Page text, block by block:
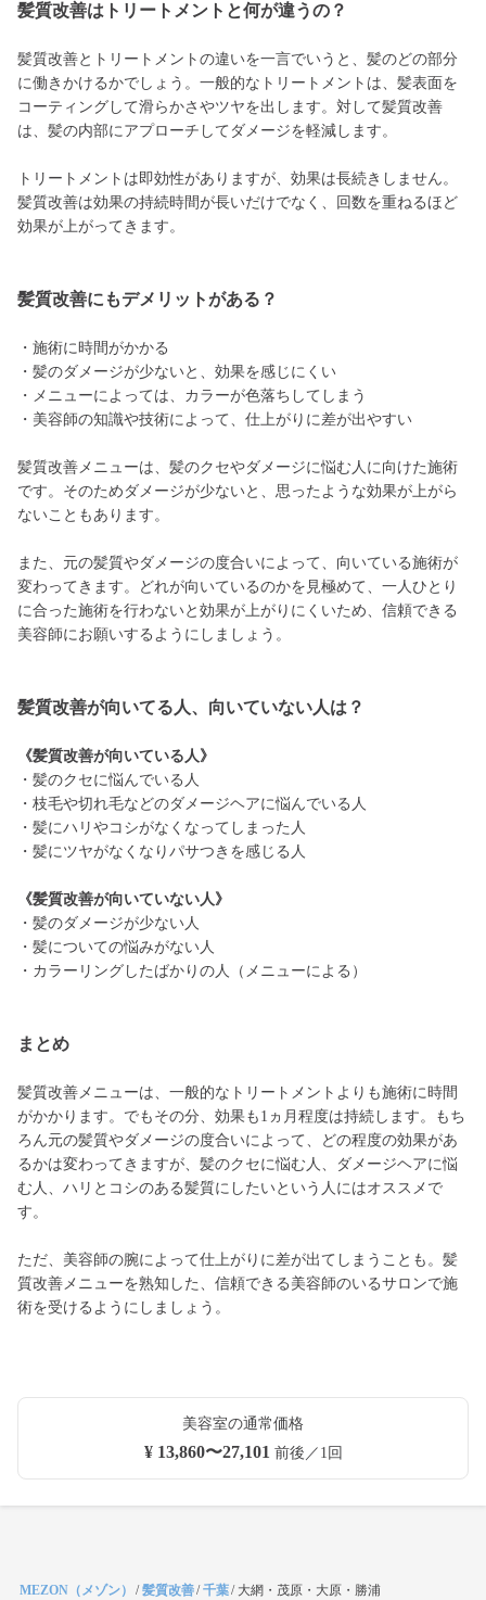
髪質改善はトリートメントと何が違うの？
髪質改善とトリートメントの違いを一言でいうと、髪のどの部分
に働きかけるかでしょう。一般的なトリートメントは、髪表面を
コーティングして滑らかさやツヤを出します。対して髪質改善
は、髪の内部にアプローチしてダメージを軽減します。
トリートメントは即効性がありますが、効果は長続きしません。
髪質改善は効果の持続時間が長いだけでなく、回数を重ねるほど
効果が上がってきます。
髪質改善にもデメリットがある？
・施術に時間がかかる
・髪のダメージが少ないと、効果を感じにくい
・メニューによっては、カラーが色落ちしてしまう
・美容師の知識や技術によって、仕上がりに差が出やすい
髪質改善メニューは、髪のクセやダメージに悩む人に向けた施術
です。そのためダメージが少ないと、思ったような効果が上がら
ないこともあります。
また、元の髪質やダメージの度合いによって、向いている施術が
変わってきます。どれが向いているのかを見極めて、一人ひとり
に合った施術を行わないと効果が上がりにくいため、信頼できる
美容師にお願いするようにしましょう。
髪質改善が向いてる人、向いていない人は？
《髪質改善が向いている人》
・髪のクセに悩んでいる人
・枝毛や切れ毛などのダメージヘアに悩んでいる人
・髪にハリやコシがなくなってしまった人
・髪にツヤがなくなりパサつきを感じる人
《髪質改善が向いていない人》
・髪のダメージが少ない人
・髪についての悩みがない人
・カラーリングしたばかりの人（メニューによる）
まとめ
髪質改善メニューは、一般的なトリートメントよりも施術に時間
がかかります。でもその分、効果も1ヵ月程度は持続します。もち
ろん元の髪質やダメージの度合いによって、どの程度の効果があ
るかは変わってきますが、髪のクセに悩む人、ダメージヘアに悩
む人、ハリとコシのある髪質にしたいという人にはオススメで
す。
ただ、美容師の腕によって仕上がりに差が出てしまうことも。髪
質改善メニューを熟知した、信頼できる美容師のいるサロンで施
術を受けるようにしましょう。
美容室の通常価格
¥ 13,860〜27,101 前後／1回
MEZON（メゾン） /髪質改善/千葉/ 大網・茂原・大原・勝浦